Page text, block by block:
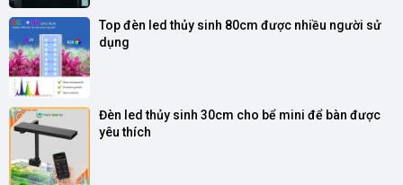
Top đèn led thủy sinh 80cm được nhiều người sử
dụng
Đèn led thủy sinh 30cm cho bể mini để bàn được
yêu thích